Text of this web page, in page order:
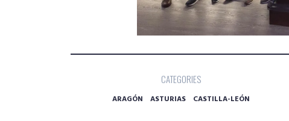
CATEGORIES
ARAGÓN ASTURIAS CASTILLA-LEÓN